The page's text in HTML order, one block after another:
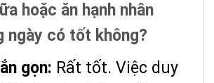
hoặc ăn hạnh nhân
ngày có tốt không?
gọn: Rất tốt. Việc duy